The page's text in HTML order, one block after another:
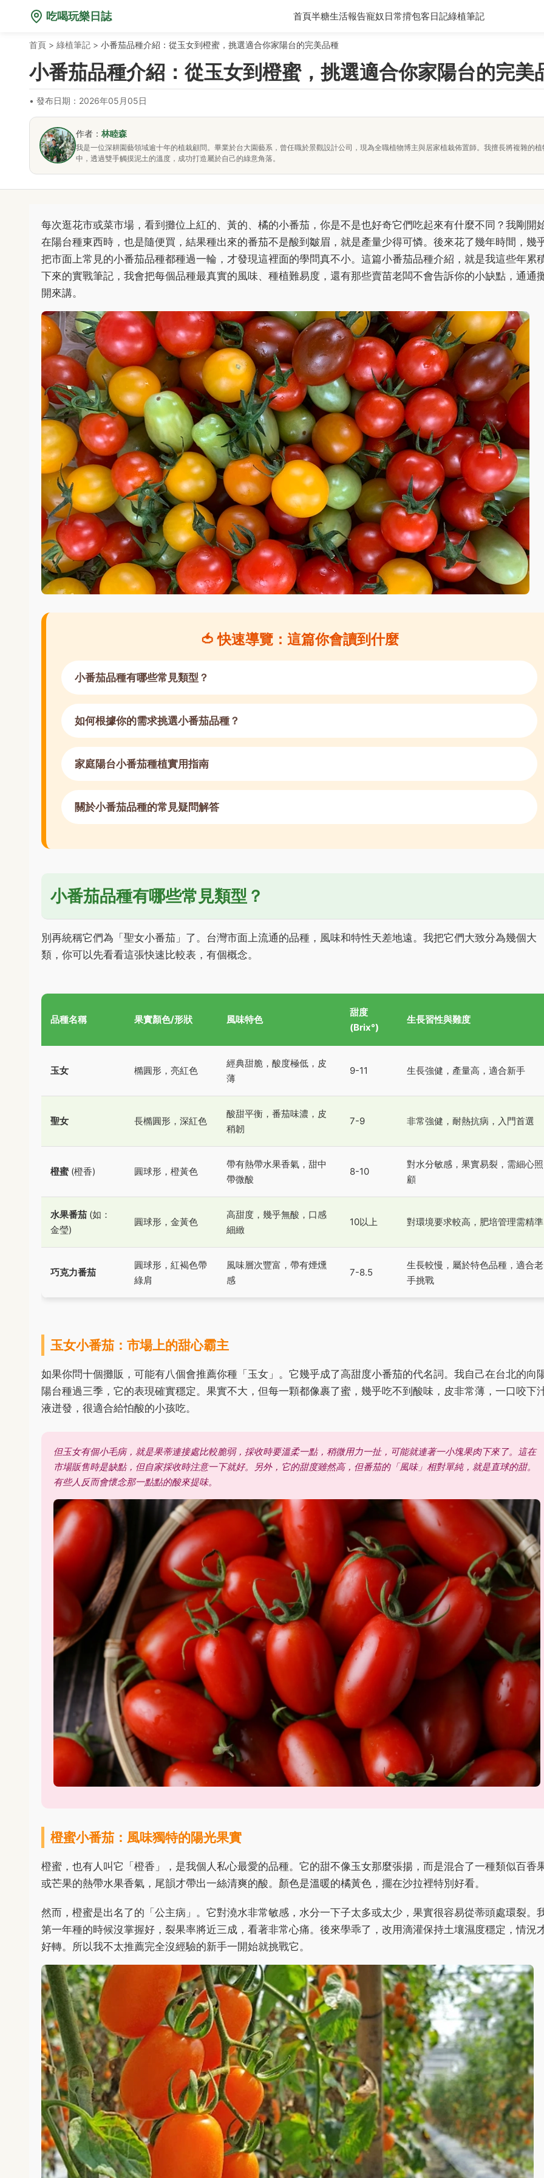
吃喝玩樂日誌 首頁半糖生活報告寵奴日常揹包客日記綠植筆記
首頁 > 綠植筆記 > 小番茄品種介紹：從玉女到橙蜜，挑選適合你家陽台的完美品種
小番茄品種介紹：從玉女到橙蜜，挑選適合你家陽台的完美
• 發布日期：2026年05月05日
作者： 林睦森
我是一位深耕園藝領域逾十年的植栽顧問。畢業於台大園藝系，曾任職於景觀設計公司，現為全職植物博主與居家植栽佈置師。我擅長將複雜的
中，透過雙手觸摸泥土的溫度，成功打造屬於自己的綠意角落。
每次逛花市或菜市場，看到攤位上紅的、黃的、橘的小番茄，你是不是也好奇它們吃起來有什麼不同？我剛開
在陽台種東西時，也是隨便買，結果種出來的番茄不是酸到皺眉，就是產量少得可憐。後來花了幾年時間，幾
把市面上常見的小番茄品種都種過一輪，才發現這裡面的學問真不小。這篇小番茄品種介紹，就是我這些年累
下來的實戰筆記，我會把每個品種最真實的風味、種植難易度，還有那些賣苗老闆不會告訴你的小缺點，通通
開來講。
🍅 快速導覽：這篇你會讀到什麼
小番茄品種有哪些常見類型？
如何根據你的需求挑選小番茄品種？
家庭陽台小番茄種植實用指南
關於小番茄品種的常見疑問解答
小番茄品種有哪些常見類型？
別再統稱它們為「聖女小番茄」了。台灣市面上流通的品種，風味和特性天差地遠。我把它們大致分為幾個大
類，你可以先看看這張快速比較表，有個概念。
品種名稱 果實顏色/形狀 風味特色
甜度
(Brix°)
生長習性與難度
玉女 橢圓形，亮紅色
經典甜脆，酸度極低，皮
薄
9-11 生長強健，產量高，適合新手
聖女 長橢圓形，深紅色
酸甜平衡，番茄味濃，皮
稍韌
7-9 非常強健，耐熱抗病，入門首選
橙蜜(橙香) 圓球形，橙黃色
帶有熱帶水果香氣，甜中
帶微酸
8-10
對水分敏感，果實易裂，需細心照
顧
水果番茄 (如：
金瑩)
圓球形，金黃色
高甜度，幾乎無酸，口感
細緻
10以上 對環境要求較高，肥培管理需精準
巧克力番茄
圓球形，紅褐色帶
綠肩
風味層次豐富，帶有煙燻
感
7-8.5
生長較慢，屬於特色品種，適合老
手挑戰
玉女小番茄：市場上的甜心霸主
如果你問十個攤販，可能有八個會推薦你種「玉女」。它幾乎成了高甜度小番茄的代名詞。我自己在台北的向
陽台種過三季，它的表現確實穩定。果實不大，但每一顆都像裹了蜜，幾乎吃不到酸味，皮非常薄，一口咬下
液迸發，很適合給怕酸的小孩吃。
但玉女有個小毛病，就是果蒂連接處比較脆弱，採收時要溫柔一點，稍微用力一扯，可能就連著一小塊果肉下來了。這在
市場販售時是缺點，但自家採收時注意一下就好。另外，它的甜度雖然高，但番茄的「風味」相對單純，就是直球的甜。
有些人反而會懷念那一點點的酸來提味。
橙蜜小番茄：風味獨特的陽光果實
橙蜜，也有人叫它「橙香」，是我個人私心最愛的品種。它的甜不像玉女那麼張揚，而是混合了一種類似百香
或芒果的熱帶水果香氣，尾韻才帶出一絲清爽的酸。顏色是溫暖的橘黃色，擺在沙拉裡特別好看。
然而，橙蜜是出名了的「公主病」。它對澆水非常敏感，水分一下子太多或太少，果實很容易從蒂頭處環裂。
第一年種的時候沒掌握好，裂果率將近三成，看著非常心痛。後來學乖了，改用滴灌保持土壤濕度穩定，情況
好轉。所以我不太推薦完全沒經驗的新手一開始就挑戰它。